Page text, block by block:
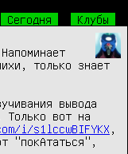
Сегодня
Клубы
только знает
вывода
Только вот на
i/s1lccwBIFYKX
"покАтаться",